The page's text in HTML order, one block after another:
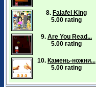
8. Falafel King
5.00 rating
9. Are You Read...
5.00 rating
10. Камень-ножни...
5.00 rating